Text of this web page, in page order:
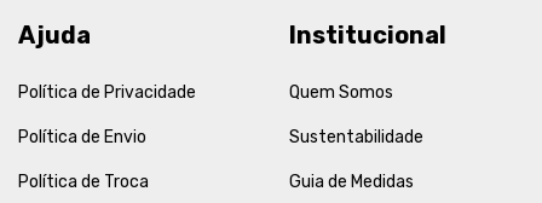
Ajuda
Política de Privacidade
Política de Envio
Política de Troca
Institucional
Quem Somos
Sustentabilidade
Guia de Medidas